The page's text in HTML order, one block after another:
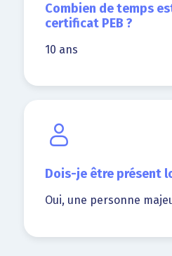
Combien de temps
certificat PEB ?
10 ans
Dois-je être présent
Oui, une personne